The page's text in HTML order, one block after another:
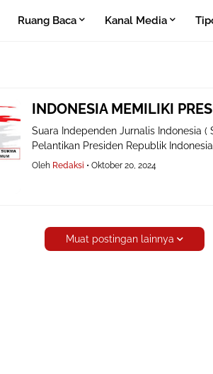
Ruang Baca Kanal Media
INDONESIA MEMILIKI
Suara Independen Jurnalis Indonesia
Pelantikan Presiden Republik
Oleh Redaksi • Oktober 20, 2024
Muat postingan lainnya